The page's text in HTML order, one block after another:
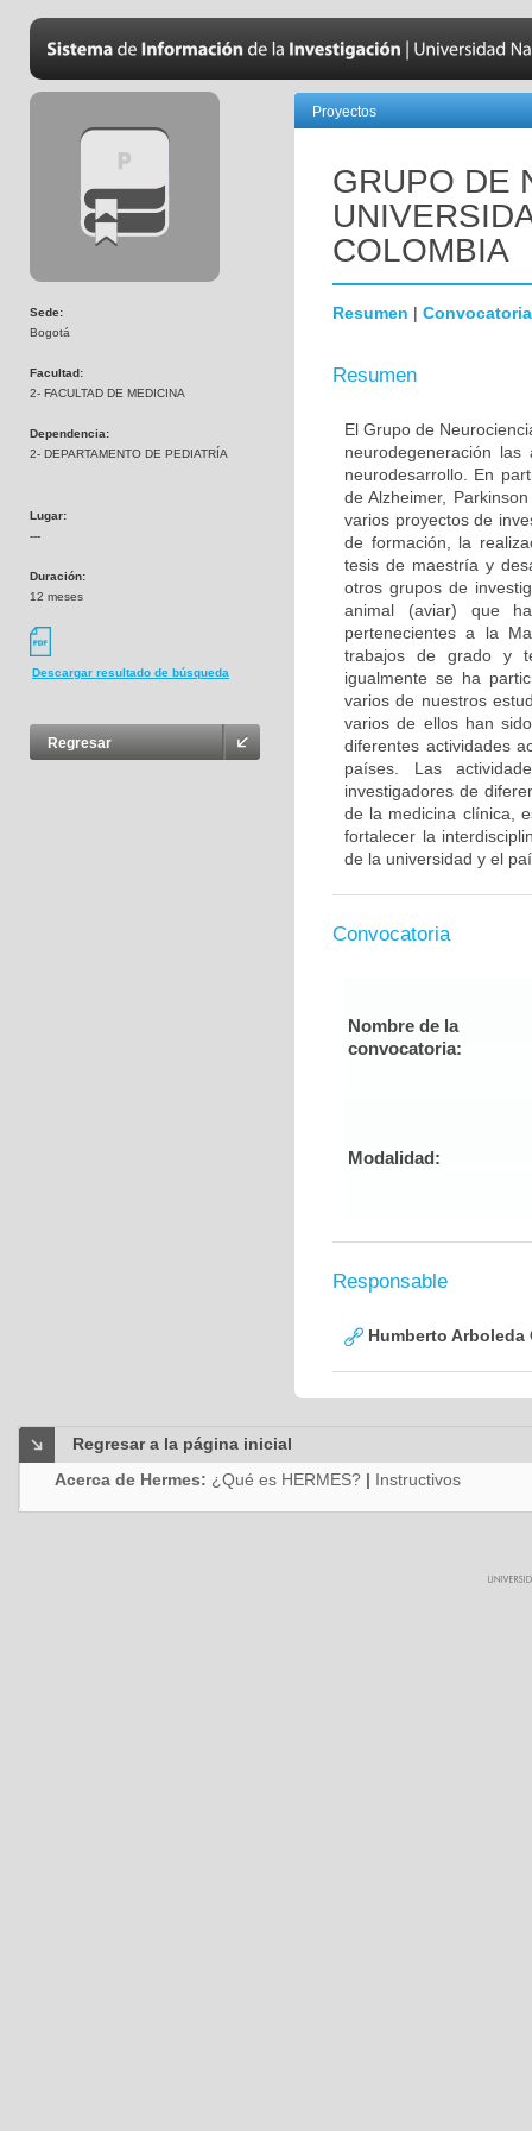
Sede:
Bogotá
Facultad:
2- FACULTAD DE MEDICINA
Dependencia:
2- DEPARTAMENTO DE PEDIATRÍA
Lugar:
---
Duración:
12 meses
Descargar resultado de búsqueda
Regresar
Proyectos
GRUPO DE
COLOMBIA
Resumen | Convocatoria
Resumen
El Grupo de
neurodegeneración
neurodesarrollo. En
de Alzheimer,
varios proyectos de
de formación, la
tesis de maestría y
otros grupos de
animal (aviar) que
pertenecientes a la
trabajos de grado y
igualmente se ha
varios de nuestros
varios de ellos han
diferentes actividades
países. Las
investigadores de
de la medicina clínica,
fortalecer la
de la universidad y el
Convocatoria
Nombre de la
convocatoria:
Modalidad:
Responsable
Humberto Arboleda
Regresar a la página inicial
Acerca de Hermes: ¿Qué es HERMES? | Instructivos